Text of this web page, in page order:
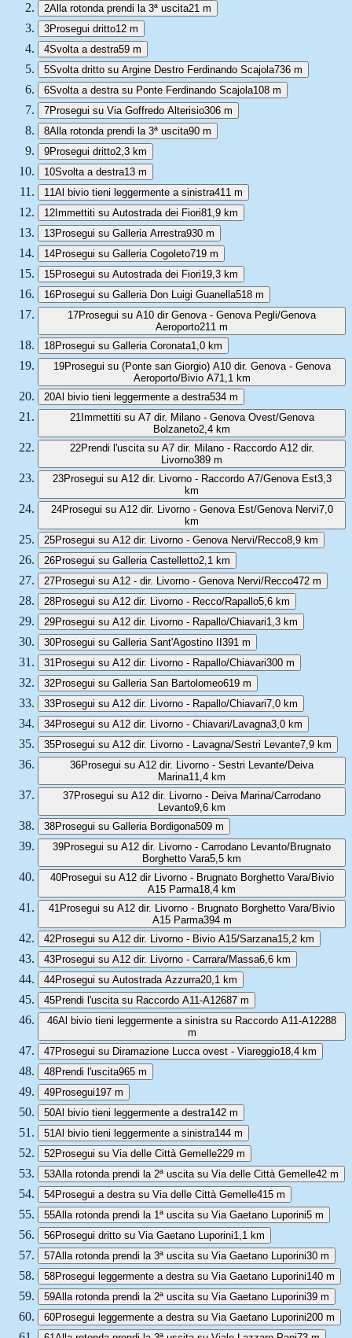
2Alla rotonda prendi la 3ª uscita21 m
3Prosegui dritto12 m
4Svolta a destra59 m
5Svolta dritto su Argine Destro Ferdinando Scajola736 m
6Svolta a destra su Ponte Ferdinando Scajola108 m
7Prosegui su Via Goffredo Alterisio306 m
8Alla rotonda prendi la 3ª uscita90 m
9Prosegui dritto2,3 km
10Svolta a destra13 m
11Al bivio tieni leggermente a sinistra411 m
12Immettiti su Autostrada dei Fiori81,9 km
13Prosegui su Galleria Arrestra930 m
14Prosegui su Galleria Cogoleto719 m
15Prosegui su Autostrada dei Fiori19,3 km
16Prosegui su Galleria Don Luigi Guanella518 m
17Prosegui su A10 dir Genova - Genova Pegli/Genova
Aeroporto211 m
18Prosegui su Galleria Coronata1,0 km
19Prosegui su (Ponte san Giorgio) A10 dir. Genova - Genova
Aeroporto/Bivio A71,1 km
20Al bivio tieni leggermente a destra534 m
21 Immettiti su A7 dir. Milano - Genova Ovest/Genova
Bolzaneto2,4 km
22Prendi l'uscita su A7 dir. Milano - Raccordo A12 dir.
Livorno389 m
23Prosegui su A12 dir. Livorno - Raccordo A7/Genova Est3,3
km
24Prosegui su A12 dir. Livorno - Genova Est/Genova Nervi7,0
km
25Prosegui su A12 dir. Livorno - Genova Nervi/Recco8,9 km
26Prosegui su Galleria Castelletto2,1 km
27Prosegui su A12 - dir. Livorno - Genova Nervi/Recco472 m
28Prosegui su A12 dir. Livorno - Recco/Rapallo5,6 km
29Prosegui su A12 dir. Livorno - Rapallo/Chiavari1,3 km
30Prosegui su Galleria Sant'Agostino II391 m
31 Prosegui su A12 dir. Livorno - Rapallo/Chiavari300 m
32Prosegui su Galleria San Bartolomeo619 m
33Prosegui su A12 dir. Livorno - Rapallo/Chiavari7,0 km
34Prosegui su A12 dir. Livorno - Chiavari/Lavagna3,0 km
35Prosegui su A12 dir. Livorno - Lavagna/Sestri Levante7,9 km
36Prosegui su A12 dir. Livorno - Sestri Levante/Deiva
Marina11,4 km
37Prosegui su A12 dir. Livorno - Deiva Marina/Carrodano
Levanto9,6 km
38Prosegui su Galleria Bordigona509 m
39Prosegui su A12 dir. Livorno - Carrodano Levanto/Brugnato
Borghetto Vara5,5 km
40Prosegui su A12 dir Livorno - Brugnato Borghetto Vara/Bivio
A15 Parma18,4 km
41 Prosegui su A12 dir. Livorno - Brugnato Borghetto Vara/Bivio
A15 Parma394 m
42Prosegui su A12 dir. Livorno - Bivio A15/Sarzana15,2 km
43Prosegui su A12 dir. Livorno - Carrara/Massa6,6 km
44Prosegui su Autostrada Azzurra20,1 km
45Prendi l'uscita su Raccordo A11-A12687 m
46Al bivio tieni leggermente a sinistra su Raccordo A11-A12288
m
47Prosegui su Diramazione Lucca ovest - Viareggio18,4 km
48Prendi l'uscita965 m
49Prosegui197 m
50Al bivio tieni leggermente a destra142 m
51Al bivio tieni leggermente a sinistra144 m
52Prosegui su Via delle Città Gemelle229 m
53Alla rotonda prendi la 2ª uscita su Via delle Città Gemelle42 m
54Prosegui a destra su Via delle Città Gemelle415 m
55Alla rotonda prendi la 1ª uscita su Via Gaetano Luporini5 m
56Prosegui dritto su Via Gaetano Luporini1,1 km
57Alla rotonda prendi la 3ª uscita su Via Gaetano Luporini30 m
58Prosegui leggermente a destra su Via Gaetano Luporini140 m
59Alla rotonda prendi la 2ª uscita su Via Gaetano Luporini39 m
60Prosegui leggermente a destra su Via Gaetano Luporini200 m